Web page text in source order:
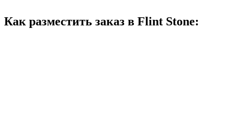
Как разместить заказ в Flint Stone: